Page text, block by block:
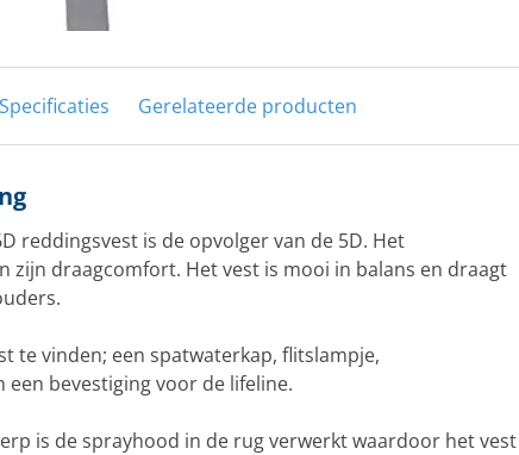
Specificaties Gerelateerde producten
reddingsvest is de opvolger van de 5D. Het
zijn draagcomfort. Het vest is mooi in balans en draagt
te vinden; een spatwaterkap, flitslampje,
bevestiging voor de lifeline.
is de sprayhood in de rug verwerkt waardoor het vest